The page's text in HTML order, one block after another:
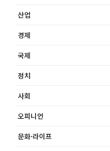
산업
경제
국제
정치
사회
오피니언
문화·라이프